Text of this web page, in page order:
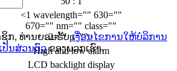
<1 wavelength="" 630=""
670="" nm="" class=""
2="" p="">
High and low alarm
LCD backlight display
ກ, ທ່ານຍອມຮັບເງື່ອນໄຂການໃຫ້ບໍລິການ
ປັນສ່ວນຕົວຂອງພວກເຮົາ.